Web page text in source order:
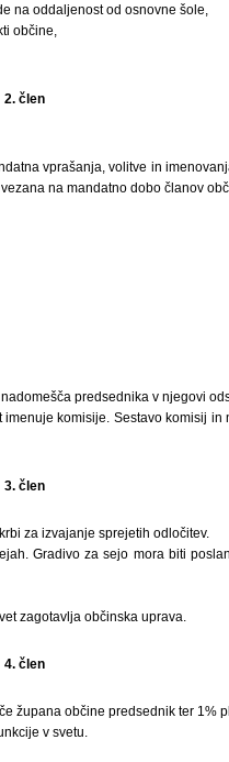
na oddaljenost od osnovne šole,
občine,
2. člen
vprašanja, volitve in
na mandatno dobo članov
predsednika v njegovi
komisije. Sestavo komisij in
3. člen
za izvajanje sprejetih odločitev.
Gradivo za sejo mora biti
zagotavlja občinska uprava.
4. člen
župana občine predsednik ter 1%
v svetu.